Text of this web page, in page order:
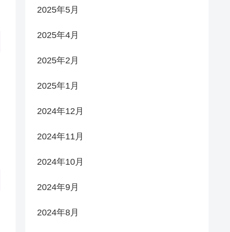
2025年5月
2025年4月
2025年2月
2025年1月
2024年12月
2024年11月
2024年10月
2024年9月
2024年8月